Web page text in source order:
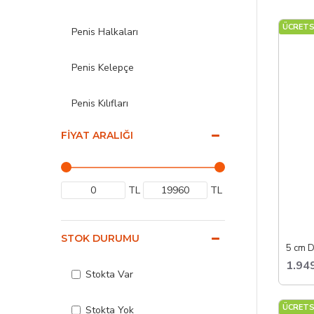
FIYAT ARALIĞI
TL TL
Penis Halkaları
Penis Kelepçe
Penis Kılıfları
Penis Pompaları
Yapay Anüs Mastürbatörler
Yapay Vajina Mastürbatörler
STOK DURUMU
Stokta Var
Stokta Yok